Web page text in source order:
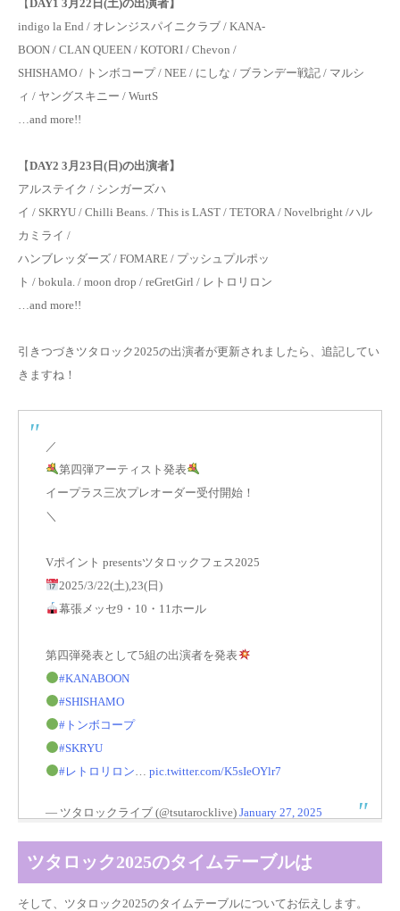
【 DAY1 3月22日(土)の出演者】
indigo la End / オレンジスパイニクラブ / KANA-
BOON / CLAN QUEEN / KOTORI / Chevon /
SHISHAMO / トンボコープ / NEE / にしな / ブランデー戦記 / マルシ
ィ / ヤングスキニー / WurtS
…and more!!
【DAY2 3月23日(日)の出演者】
アルステイク / シンガーズハ
イ / SKRYU / Chilli Beans. / This is LAST / TETORA / Novelbright /ハル
カミライ /
ハンブレッダーズ / FOMARE / プッシュプルポッ
ト / bokula. / moon drop / reGretGirl / レトロリロン
…and more!!
引きつづきツタロック2025の出演者が更新されましたら、追記してい
きますね！
／
第四弾アーティスト発表
イープラス三次プレオーダー受付開始！
＼
Vポイント presentsツタロックフェス2025
2025/3/22(土),23(日)
幕張メッセ9・10・11ホール
第四弾発表として5組の出演者を発表
#KANABOON
#SHISHAMO
#トンボコープ
#SKRYU
#レトロリロン
pic.twitter.com/K5sIeOYlr7
— ツタロックライブ (@tsutarocklive) January 27, 2025
ツタロック2025のタイムテーブルは
そして、ツタロック2025のタイムテーブルについてお伝えします。